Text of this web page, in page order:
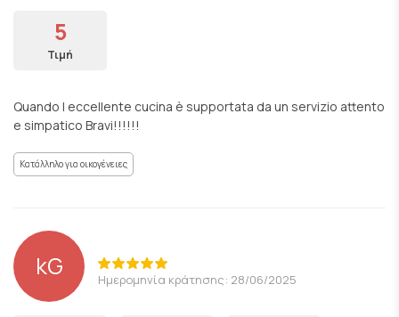
5
Τιμή
Quando l eccellente cucina è supportata da un servizio attento
e simpatico Bravi!!!!!!
Κατάλληλο για οικογένειες
kG Ημερομηνία κράτησης: 28/06/2025